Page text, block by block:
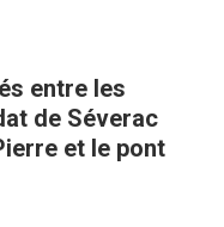
entre les
de Séverac
et le pont